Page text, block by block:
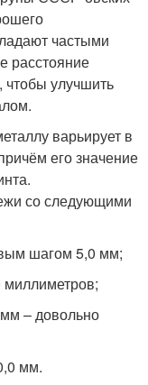
частыми
расстояние
чтобы улучшить
варьирует в
его значение
со следующими
шагом 5,0 мм;
– довольно
мм.